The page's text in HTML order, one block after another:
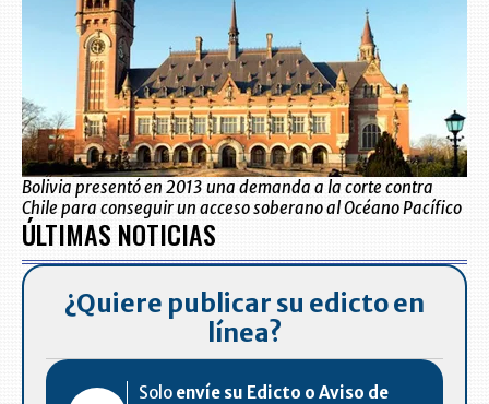
Bolivia presentó en 2013 una demanda a la corte contra
Chile para conseguir un acceso soberano al Océano Pacífico
ÚLTIMAS NOTICIAS
¿Quiere publicar su edicto en
línea?
Solo envíe su Edicto o Aviso de